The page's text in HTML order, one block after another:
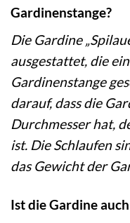
Gardinenstange?
Die Gardine
ausgestattet, die
Gardinenstange
darauf, dass die
Durchmesser hat,
ist. Die Schlaufen
das Gewicht der
Ist die Gardine